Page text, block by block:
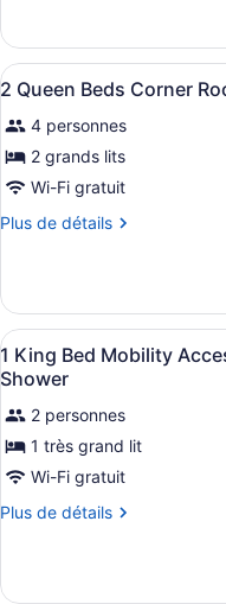
chambre :
2
Queen
Standard
Room
2
Queen
Beds
Room
Afficher
toutes
les
photos
pour
ce
type
chambre :
2
Queen
Beds
Corner
Room
7
2 Queen Beds Corner
4 personnes
2 grands lits
Wi-Fi gratuit
Plus de détails
Plus
2
Queen
Beds
Corner
Room
Afficher
toutes
les
photos
pour
ce
type
1
2
1 King Bed Mobility
Shower
2 personnes
1 très grand lit
Wi-Fi gratuit
Plus de détails
Plus
1